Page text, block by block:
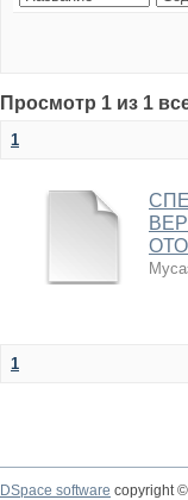
Просмотр 1 из 1
1
1
DSpace software copyright